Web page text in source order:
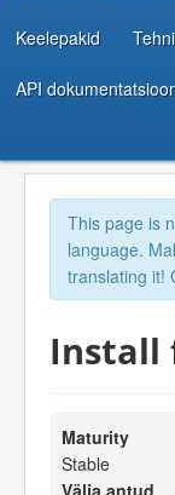
Keelepakid
API
This page is
language.
translating it!
Install
Maturity
Stable
Välja antud